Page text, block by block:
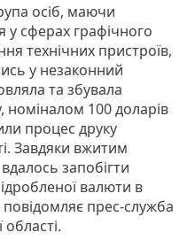
осіб, маючи
у сферах графічного
технічних пристроїв,
у незаконний
та збувала
номіналом 100 доларів
процес друку
Завдяки вжитим
запобігти
валюти в
прес-служба